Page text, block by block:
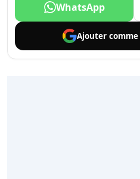
WhatsApp
Ajouter comme